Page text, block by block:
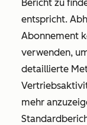
Bericht zu
entspricht.
Abonnement
verwenden,
detaillierte
mehr